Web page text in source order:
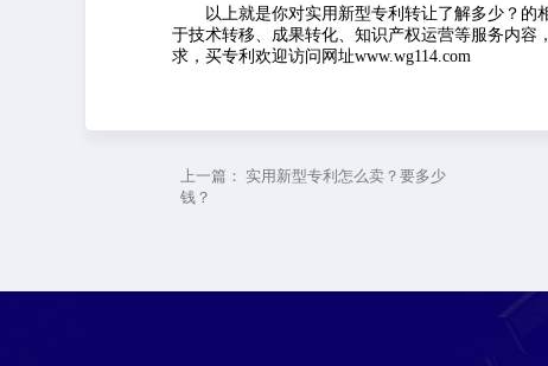
以上就是你对实用新型专利转让了解多少？的
于技术转移、成果转化、知识产权运营等服务内
求，买专利欢迎访问网址www.wg114.com
上一篇： 实用新型专利怎么卖？要多少
钱？